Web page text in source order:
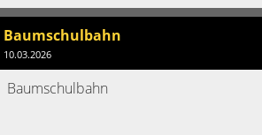
Baumschulbahn
10.03.2026
Baumschulbahn